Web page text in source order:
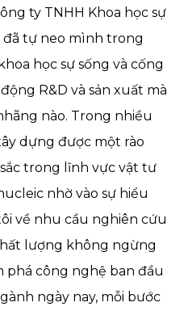
ty TNHH Khoa học sự
đã tự neo mình trong
học sự sống và cống
R&D và sản xuất mà
nào. Trong nhiều
dựng được một rào
trong lĩnh vực vật tư
nhờ vào sự hiểu
về nhu cầu nghiên cứu
lượng không ngừng
công nghệ ban đầu
ngày nay, mỗi bước